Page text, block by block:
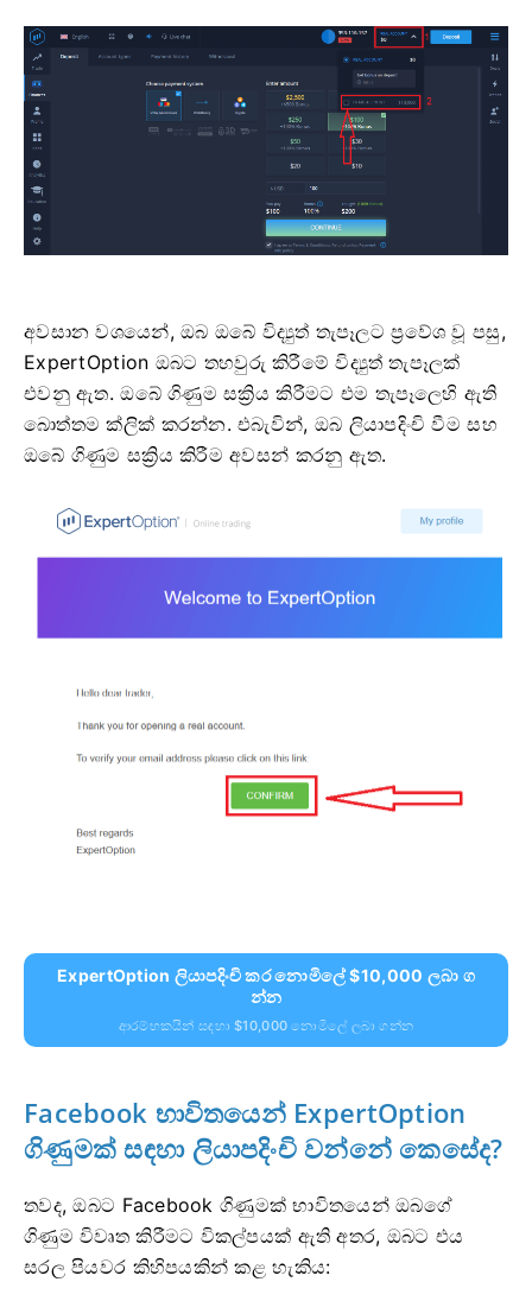
අවසාන වශයෙන්, ඔබ ඔබේ විද්‍යුත් තැපෑලට ප්‍රවේශ වූ පසු,
ExpertOption ඔබට තහවුරු කිරීමේ විද්‍යුත් තැපෑලක්
එවනු ඇත. ඔබේ ගිණුම සක්‍රිය කිරීමට එම තැපෑලෙහි ඇති
බොත්තම ක්ලික් කරන්න. එබැවින්, ඔබ ලියාපදිංචි වීම සහ
ඔබේ ගිණුම සක්‍රිය කිරීම අවසන් කරනු ඇත.
ExpertOption ලියාපදිංචි කර නොමිලේ $10,000 ලබා ග
න්න
ආරම්භකයින් සඳහා $10,000 නොමිලේ ලබා ගන්න
Facebook භාවිතයෙන් ExpertOption
ගිණුමක් සඳහා ලියාපදිංචි වන්නේ කෙසේද?
තවද, ඔබට Facebook ගිණුමක් භාවිතයෙන් ඔබගේ
ගිණුම විවෘත කිරීමට විකල්පයක් ඇති අතර, ඔබට එය
සරල පියවර කිහිපයකින් කළ හැකිය: